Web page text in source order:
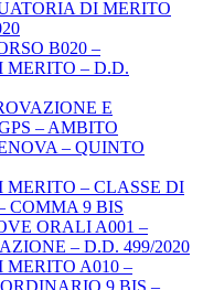
DI MERITO
B020 –
– D.D.
E
– AMBITO
– QUINTO
– CLASSE DI
COMMA 9 BIS
ORALI A001 –
– D.D. 499/2020
A010 –